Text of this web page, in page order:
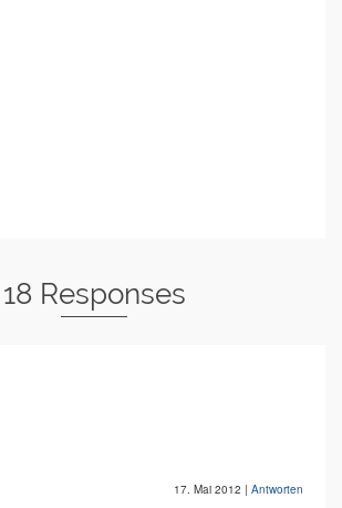
18 Responses
17. Mai 2012 | Antworten